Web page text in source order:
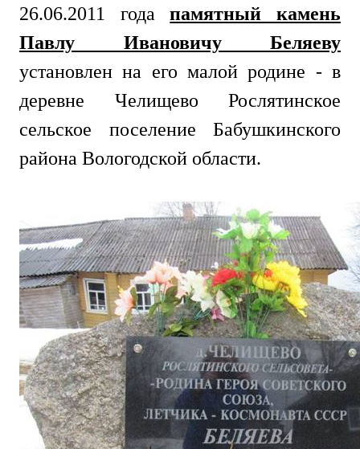
26.06.2011 годапамятный камень
Павлу Ивановичу Беляеву
установлен на его малой родине - в
деревне Челищево Рослятинское
сельское поселение Бабушкинского
района Вологодской области.